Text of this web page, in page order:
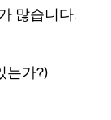
많습니다.
는가?)